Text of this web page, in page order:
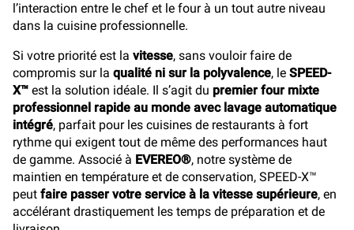
l’interaction entre le chef et le four à un tout autre niveau
dans la cuisine professionnelle.
Si votre priorité est la vitesse, sans vouloir faire de
compromis sur la qualité ni sur la polyvalence, le SPEED-
X™ est la solution idéale. Il s’agit du premier four mixte
professionnel rapide au monde avec lavage automatique
intégré, parfait pour les cuisines de restaurants à fort
rythme qui exigent tout de même des performances haut
de gamme. Associé à EVEREO®, notre système de
maintien en température et de conservation, SPEED-X™
peut faire passer votre service à la vitesse supérieure, en
accélérant drastiquement les temps de préparation et de